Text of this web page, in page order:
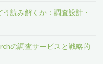
読み解くか：調査設計・
の調査サービスと戦略的